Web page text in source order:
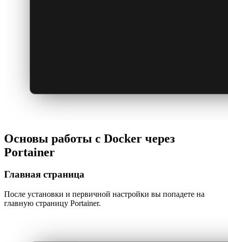
Основы работы с Docker через
Portainer
Главная страница
После установки и первичной настройки вы попадете на
главную страницу Portainer.